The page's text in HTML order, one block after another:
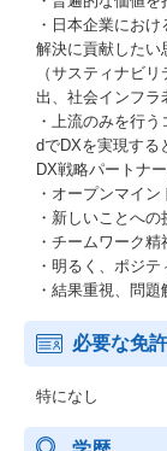
・日本企業にお
解決に貢献したい
（サスティナビ
出、社会インフラ
・上流のみを行
dでDXを実現する
DX戦略パートナ
・オープンマイ
・新しいことへ
・チームワーク
・明るく、ポジテ
・結果重視、問
必要な免
特になし